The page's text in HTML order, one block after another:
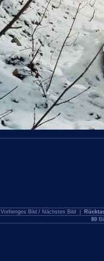
Vorheriges Bild / Nächstes Bild |
80